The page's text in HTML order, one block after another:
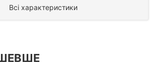
Всі характеристики